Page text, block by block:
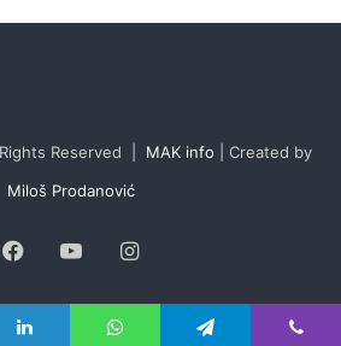
Reserved | MAK info | Created by
Miloš Prodanović
Facebook
YouTubeInstagram